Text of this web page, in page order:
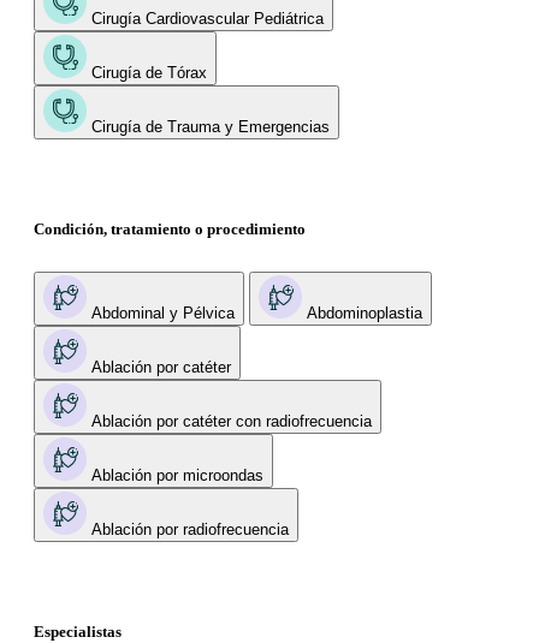
Cirugía Cardiovascular Pediátrica
Cirugía de Tórax
Cirugía de Trauma y Emergencias
Condición, tratamiento o procedimiento
Abdominal y Pélvica Abdominoplastia
Ablación por catéter
Ablación por catéter con radiofrecuencia
Ablación por microondas
Ablación por radiofrecuencia
Especialistas